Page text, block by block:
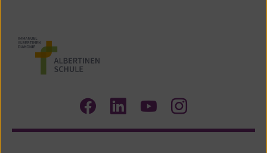
Zum
Facebook
Zum
LinkedIn
Zum
YouTube
Zum
Instagram